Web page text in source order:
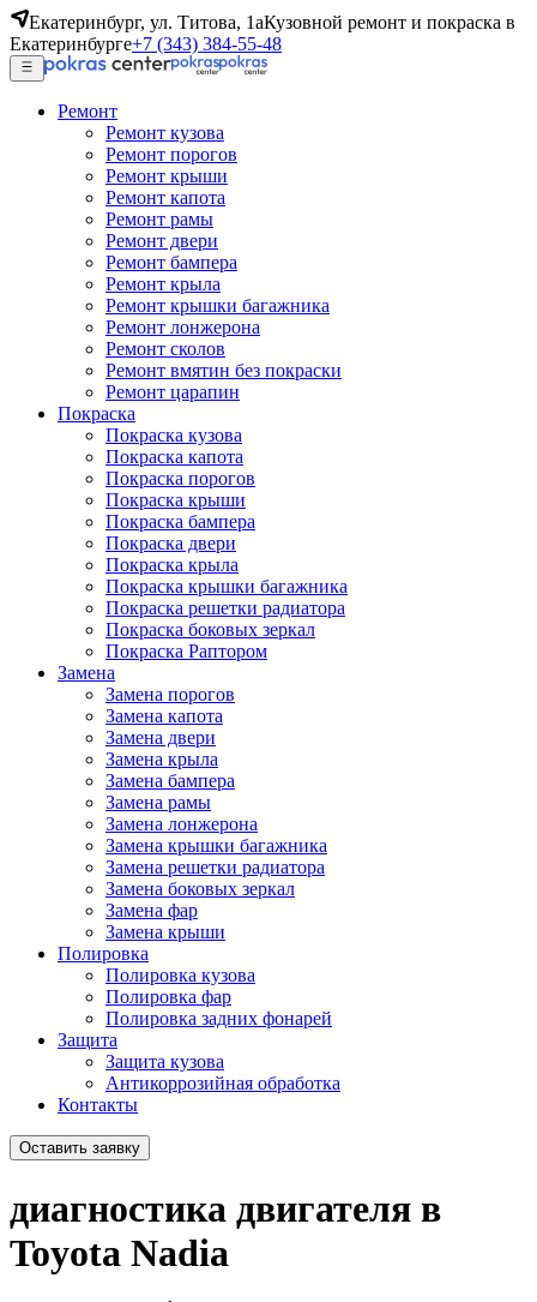
Екатеринбург, ул. Титова, 1аКузовной ремонт и покраска в
Екатеринбурге+7 (343) 384-55-48
Ремонт
Ремонт кузова
Ремонт порогов
Ремонт крыши
Ремонт капота
Ремонт рамы
Ремонт двери
Ремонт бампера
Ремонт крыла
Ремонт крышки багажника
Ремонт лонжерона
Ремонт сколов
Ремонт вмятин без покраски
Ремонт царапин
Покраска
Покраска кузова
Покраска капота
Покраска порогов
Покраска крыши
Покраска бампера
Покраска двери
Покраска крыла
Покраска крышки багажника
Покраска решетки радиатора
Покраска боковых зеркал
Покраска Раптором
Замена
Замена порогов
Замена капота
Замена двери
Замена крыла
Замена бампера
Замена рамы
Замена лонжерона
Замена крышки багажника
Замена решетки радиатора
Замена боковых зеркал
Замена фар
Замена крыши
Полировка
Полировка кузова
Полировка фар
Полировка задних фонарей
Защита
Защита кузова
Антикоррозийная обработка
Контакты
Оставить заявку
диагностика двигателя в
Toyota Nadia